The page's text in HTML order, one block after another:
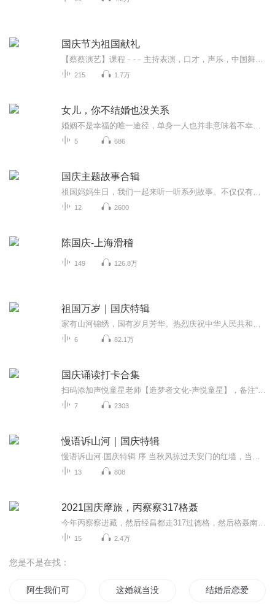
国庆节为祖国献礼
215 1.7万
女儿，你不结婚也没关系
5 686
国庆主题故事合辑
12 2600
陈国庆-上海滑稽
149 126.8万
祖国万岁｜国庆特辑
6 82.1万
国庆诵读打卡合集
7 2303
慢语诉山河｜国庆特辑
13 808
2021国庆摩旅，丙察察317格聂
15 2.4万
您是不是在找：
阿生我们可不可以不结婚这婚就当没结过 结婚后恋爱